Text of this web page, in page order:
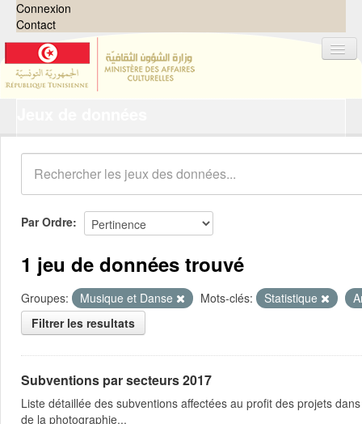
Connexion
Contact
Organisations
Groupes
Demandes 0
À propos
Par Ordre
1 jeu de données trouvé
Groupes: Musique et Danse Mots-clés: Statistique
Filtrer les resultats
Subventions par secteurs 2017
Liste détaillée des subventions affectées au profit des projets
de la photographie...